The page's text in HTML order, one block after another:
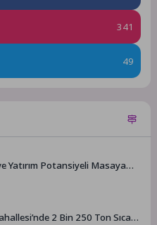
341
49
Yatırım Potansiyeli Masaya
2 Bin 250 Ton Sıcak